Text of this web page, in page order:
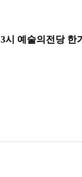
3시 예술의전당 한